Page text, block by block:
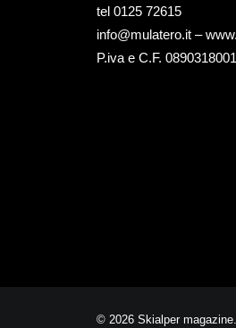
tel ‭0125 72615‬
info@mulatero.it –
P.iva e C.F.
© 2026 Skialper